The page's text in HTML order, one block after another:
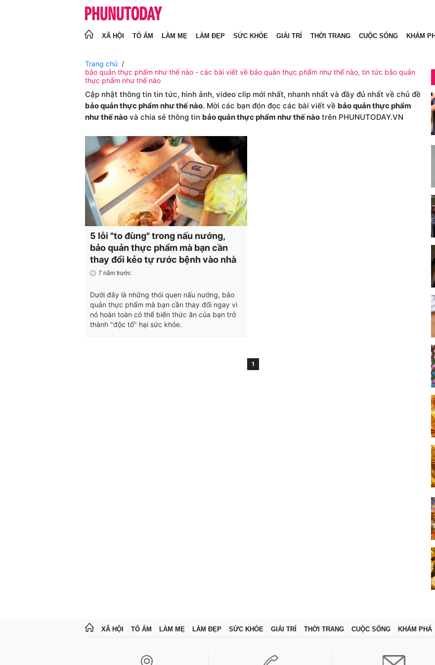
XÃ HỘI TỔ ẤM LÀM MẸ LÀM ĐẸP SỨC KHỎE GIẢI TRÍ THỜI TRANG CUỘC SỐNG KHÁM
Trang chủ
bảo quản thực phẩm như thế nào - các bài viết về bảo quản thực phẩm như thế nào, tin tức bảo quản
thực phẩm như thế nào
Cập nhật thông tin tin tức, hình ảnh, video clip mới nhất, nhanh nhất và đầy đủ nhất về chủ đề
bảo quản thực phẩm như thế nào. Mời các bạn đón đọc các bài viết về bảo quản thực phẩm
như thế nào và chia sẻ thông tin bảo quản thực phẩm như thế nào trên PHUNUTODAY.VN
5 lỗi "to đùng" trong nấu nướng,
bảo quản thực phẩm mà bạn cần
thay đổi kẻo tự rước bệnh vào nhà
7 năm trước
Dưới đây là những thói quen nấu nướng, bảo
quản thực phẩm mà bạn cần thay đổi ngay vì
nó hoàn toàn có thể biến thức ăn của bạn trở
thành "độc tố" hại sức khỏe.
1
XÃ HỘI TỔ ẤM LÀM MẸ LÀM ĐẸP SỨC KHỎE GIẢI TRÍ THỜI TRANG CUỘC SỐNG KHÁM PHÁ